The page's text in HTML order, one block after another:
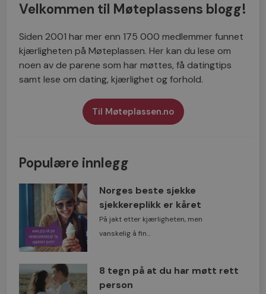
Velkommen til Møteplassens blogg!
Siden 2001 har mer enn 175 000 medlemmer funnet
kjærligheten på Møteplassen. Her kan du lese om
noen av de parene som har møttes, få datingtips
samt lese om dating, kjærlighet og forhold.
Til Møteplassen.no
Populære innlegg
Norges beste sjekke
sjekkereplikk er kåret
På jakt etter kjærligheten, men
vanskelig å fin...
8 tegn på at du har møtt rett
person